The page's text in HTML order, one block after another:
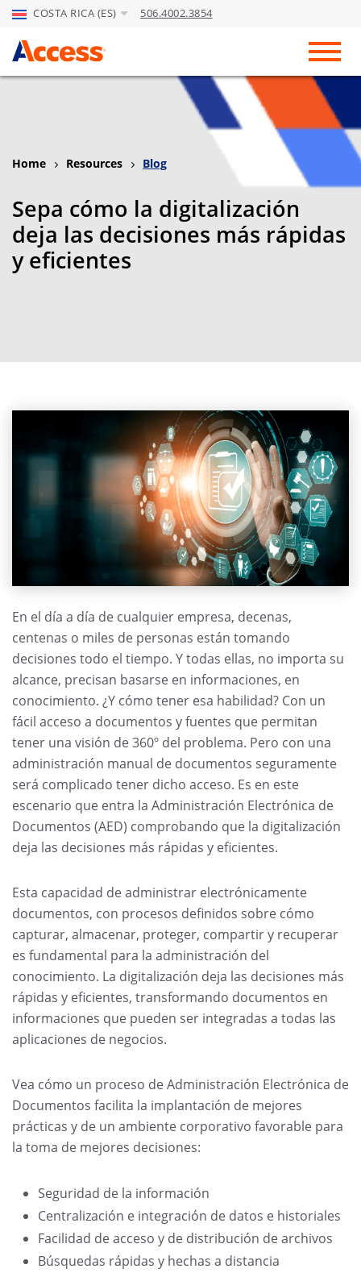
Skip to Main Content
COSTA RICA (ES) 506.4002.3854
Home Resources Blog
Sepa cómo la digitalización
deja las decisiones más rápidas
y eficientes
En el día a día de cualquier empresa, decenas,
centenas o miles de personas están tomando
decisiones todo el tiempo. Y todas ellas, no importa su
alcance, precisan basarse en informaciones, en
conocimiento. ¿Y cómo tener esa habilidad? Con un
fácil acceso a documentos y fuentes que permitan
tener una visión de 360º del problema. Pero con una
administración manual de documentos seguramente
será complicado tener dicho acceso. Es en este
escenario que entra la Administración Electrónica de
Documentos (AED) comprobando que la digitalización
deja las decisiones más rápidas y eficientes.
Esta capacidad de administrar electrónicamente
documentos, con procesos definidos sobre cómo
capturar, almacenar, proteger, compartir y recuperar
es fundamental para la administración del
conocimiento. La digitalización deja las decisiones más
rápidas y eficientes, transformando documentos en
informaciones que pueden ser integradas a todas las
aplicaciones de negocios.
Vea cómo un proceso de Administración Electrónica de
Documentos facilita la implantación de mejores
prácticas y de un ambiente corporativo favorable para
la toma de mejores decisiones:
Seguridad de la información
Centralización e integración de datos e historiales
Facilidad de acceso y de distribución de archivos
Búsquedas rápidas y hechas a distancia